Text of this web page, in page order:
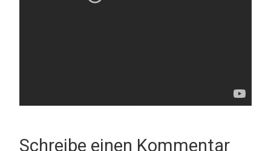
Schreibe einen Kommentar